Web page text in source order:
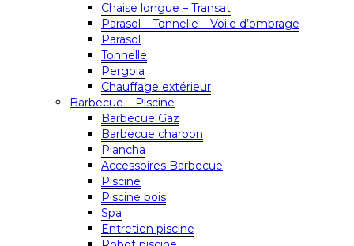
Chaise longue – Transat
Parasol – Tonnelle – Voile d’ombrage
Parasol
Tonnelle
Pergola
Chauffage extérieur
Barbecue – Piscine
Barbecue Gaz
Barbecue charbon
Plancha
Accessoires Barbecue
Piscine
Piscine bois
Spa
Entretien piscine